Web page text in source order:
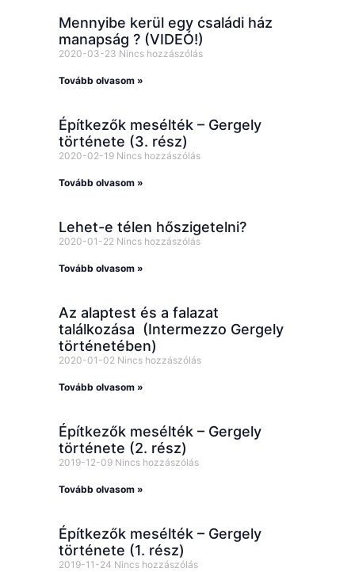
Mennyibe kerül egy családi ház
manapság ? (VIDEÓ!)
2020-03-23 Nincs hozzászólás
Tovább olvasom »
Építkezők mesélték – Gergely
története (3. rész)
2020-02-19 Nincs hozzászólás
Tovább olvasom »
Lehet-e télen hőszigetelni?
2020-01-22 Nincs hozzászólás
Tovább olvasom »
Az alaptest és a falazat
találkozása (Intermezzo Gergely
történetében)
2020-01-02 Nincs hozzászólás
Tovább olvasom »
Építkezők mesélték – Gergely
története (2. rész)
2019-12-09 Nincs hozzászólás
Tovább olvasom »
Építkezők mesélték – Gergely
története (1. rész)
2019-11-24 Nincs hozzászólás